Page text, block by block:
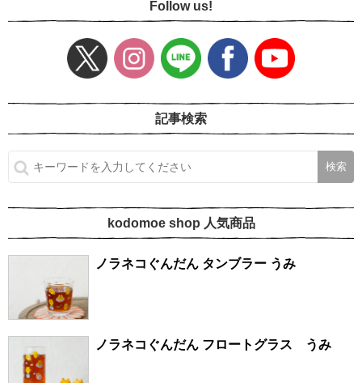
Follow us!
記事検索
kodomoe shop 人気商品
ノラネコぐんだん タンブラー うみ
ノラネコぐんだん フロートグラス うみ